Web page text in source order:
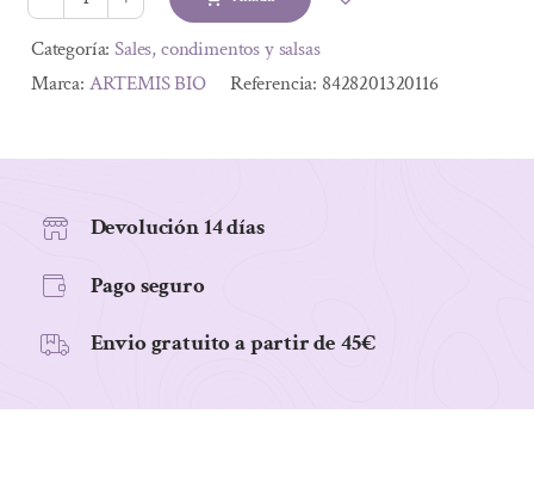
3,80 €.
3,42 €.
CANELA
DE
CEYLAN
15GR
Alternative:
Categoría:Sales, condimentos y salsas
Marca: ARTEMIS BIO Referencia: 8428201320116
Devolución 14 días
Pago seguro
Envio gratuito a partir de 45€